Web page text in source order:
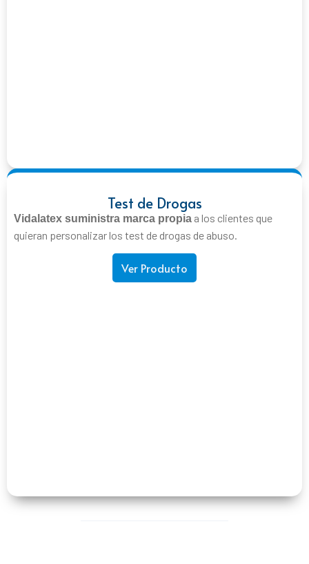
Test de Drogas
Vidalatex suministra marca propia a los clientes que
quieran personalizar los test de drogas de abuso.
Ver Producto